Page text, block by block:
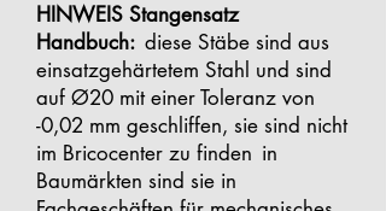
HINWEIS Stangensatz
Handbuch: diese Stäbe sind aus
einsatzgehärtetem Stahl und sind
auf Ø20 mit einer Toleranz von
-0,02 mm geschliffen, sie sind nicht
im Bricocenter zu finden in
Baumärkten sind sie in